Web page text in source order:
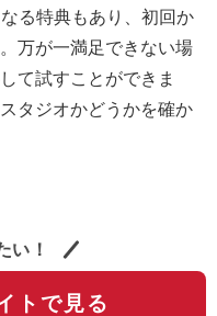
る特典もあり、初回か
万が一満足できない場
て試すことができま
タジオかどうかを確か
い！
トで見る